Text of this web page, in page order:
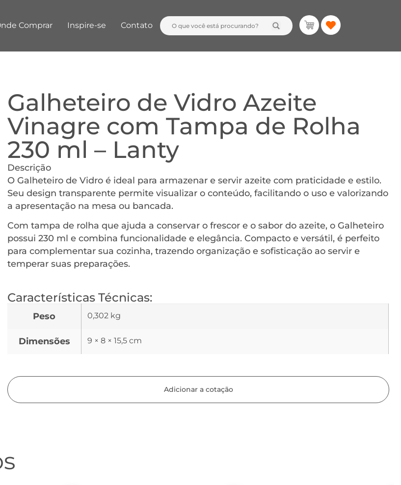
Comprar Inspire-se Contato
Galheteiro de Vidro Azeite
Vinagre com Tampa de Rolha
230 ml – Lanty
Descrição
O Galheteiro de Vidro é ideal para armazenar e servir azeite com praticidade e estilo.
Seu design transparente permite visualizar o conteúdo, facilitando o uso e valorizando
a apresentação na mesa ou bancada.
Com tampa de rolha que ajuda a conservar o frescor e o sabor do azeite, o Galheteiro
possui 230 ml e combina funcionalidade e elegância. Compacto e versátil, é perfeito
para complementar sua cozinha, trazendo organização e sofisticação ao servir e
temperar suas preparações.
Características Técnicas:
Peso 0,302 kg
Dimensões 9 × 8 × 15,5 cm
Adicionar a cotação